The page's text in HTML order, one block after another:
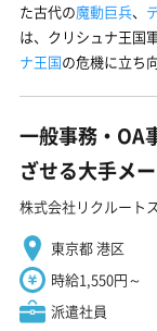
た古代の魔動巨兵、
は、クリシュナ王国
ナ王国の危機に立ち
一般事務・OA
ざせる大手メ
株式会社リクルート
東京都 港区
時給1,550円～
派遣社員